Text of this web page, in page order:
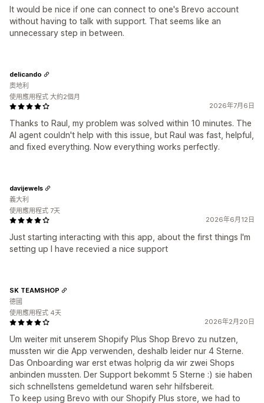
It would be nice if one can connect to one's Brevo account
without having to talk with support. That seems like an
unnecessary step in between.
2026年7月6日
Thanks to Raul, my problem was solved within 10 minutes. The
AI agent couldn't help with this issue, but Raul was fast, helpful,
and fixed everything. Now everything works perfectly.
delicando
奧地利
使用應用程式 大約2個月
2026年6月12日
Just starting interacting with this app, about the first things I'm
setting up I have recevied a nice support
davijewels
義大利
使用應用程式 7天
2026年2月20日
Um weiter mit unserem Shopify Plus Shop Brevo zu nutzen,
mussten wir die App verwenden, deshalb leider nur 4 Sterne.
Das Onboarding war erst etwas holprig da wir zwei Shops
anbinden mussten. Der Support bekommt 5 Sterne :) sie haben
sich schnellstens gemeldetund waren sehr hilfsbereit.
To keep using Brevo with our Shopify Plus store, we had to
SK TEAMSHOP
德國
使用應用程式 4天